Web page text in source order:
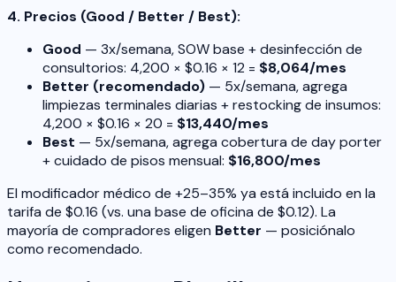
4. Precios (Good / Better / Best):
Good — 3x/semana, SOW base + desinfección de
consultorios: 4,200 × $0.16 × 12 = $8,064/mes
Better (recomendado) — 5x/semana, agrega
limpiezas terminales diarias + restocking de insumos:
4,200 × $0.16 × 20 = $13,440/mes
Best — 5x/semana, agrega cobertura de day porter
+ cuidado de pisos mensual: $16,800/mes
El modificador médico de +25–35% ya está incluido en la
tarifa de $0.16 (vs. una base de oficina de $0.12). La
mayoría de compradores eligen Better — posiciónalo
como recomendado.